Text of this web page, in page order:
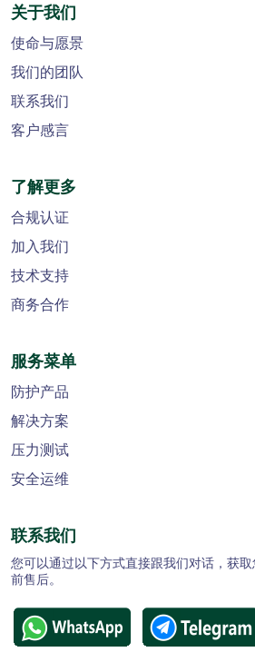
关于我们
使命与愿景
我们的团队
联系我们
客户感言
了解更多
合规认证
加入我们
技术支持
商务合作
服务菜单
防护产品
解决方案
压力测试
安全运维
联系我们
您可以通过以下方式直接跟我们对话，获
前售后。